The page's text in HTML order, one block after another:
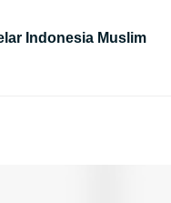
Indonesia Muslim